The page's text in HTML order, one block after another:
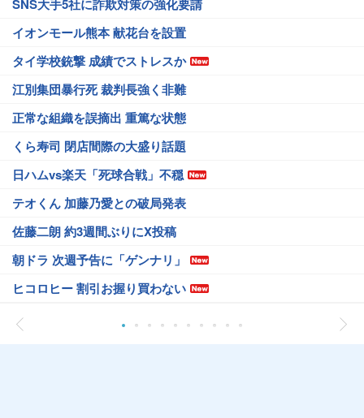
SNS大手5社に詐欺対策の強化要請
イオンモール熊本 献花台を設置
タイ学校銃撃 成績でストレスか
江別集団暴行死 裁判長強く非難
正常な組織を誤摘出 重篤な状態
くら寿司 閉店間際の大盛り話題
日ハムvs楽天「死球合戦」不穏
テオくん 加藤乃愛との破局発表
佐藤二朗 約3週間ぶりにX投稿
朝ドラ 次週予告に「ゲンナリ」
ヒコロヒー 割引お握り買わない